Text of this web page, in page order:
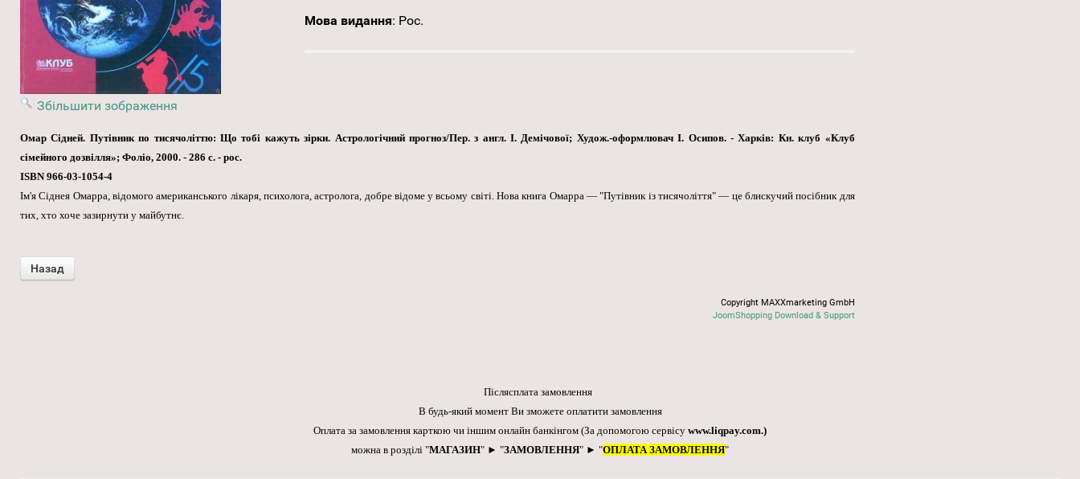
Збільшити зображення
Мова видання: Рос.
Омар Сідней. Путівник по тисячоліттю: Що тобі кажуть зірки. Астрологічний прогноз/Пер. з англ. І. Демічової; Худож.-оформлювач І. Осипов. - Харків: Кн. клуб «Клуб
сімейного дозвілля»; Фоліо, 2000. - 286 с. - рос.
ISBN 966-03-1054-4
Ім'я Сіднея Омарра, відомого американського лікаря, психолога, астролога, добре відоме у всьому світі. Нова книга Омарра — "Путівник із тисячоліття" — це блискучий посібник для
тих, хто хоче зазирнути у майбутнє.
Copyright MAXXmarketing GmbH
JoomShopping Download & Support
Післясплата замовлення
В будь-який момент Ви зможете оплатити замовлення
Оплата за замовлення карткою чи іншим онлайн банкінгом (За допомогою сервісу www.liqpay.com.)
можна в розділі "МАГАЗИН" ► "ЗАМОВЛЕННЯ" ► "ОПЛАТА ЗАМОВЛЕННЯ"